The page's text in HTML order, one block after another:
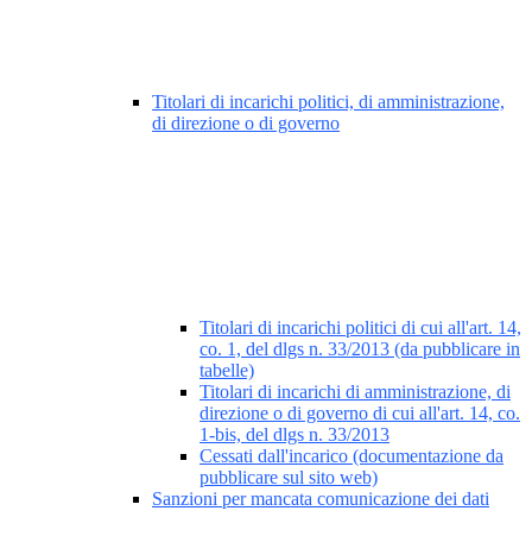
Titolari di incarichi politici, di amministrazione,
di direzione o di governo
Titolari di incarichi politici di cui all'art. 14,
co. 1, del dlgs n. 33/2013 (da pubblicare in
tabelle)
Titolari di incarichi di amministrazione, di
direzione o di governo di cui all'art. 14, co.
1-bis, del dlgs n. 33/2013
Cessati dall'incarico (documentazione da
pubblicare sul sito web)
Sanzioni per mancata comunicazione dei dati